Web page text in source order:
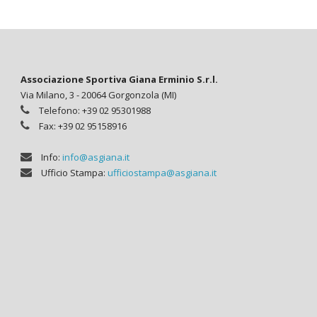
Associazione Sportiva Giana Erminio S.r.l.
Via Milano, 3 - 20064 Gorgonzola (MI)
Telefono: +39 02 95301988
Fax: +39 02 95158916
Info: info@asgiana.it
Ufficio Stampa: ufficiostampa@asgiana.it